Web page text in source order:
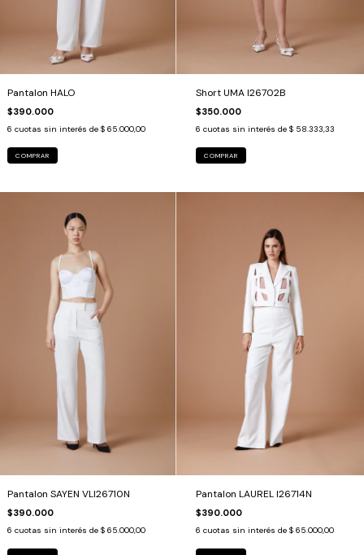
Pantalon HALO
$390.000
6 cuotas sin interés de $ 65.000,00
COMPRAR
Short UMA I26702B
$350.000
6 cuotas sin interés de $ 58.333,33
COMPRAR
Pantalon SAYEN VLI26710N
$390.000
6 cuotas sin interés de $ 65.000,00
Pantalon LAUREL I26714N
$390.000
6 cuotas sin interés de $ 65.000,00